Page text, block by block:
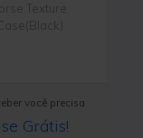
Texture
você precisa
Grátis!